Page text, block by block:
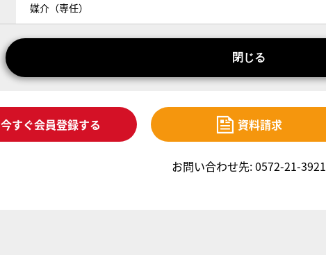
媒介（専任）
閉じる
今すぐ会員登録する 資料請求
お問い合わせ先: 0572-21-3921